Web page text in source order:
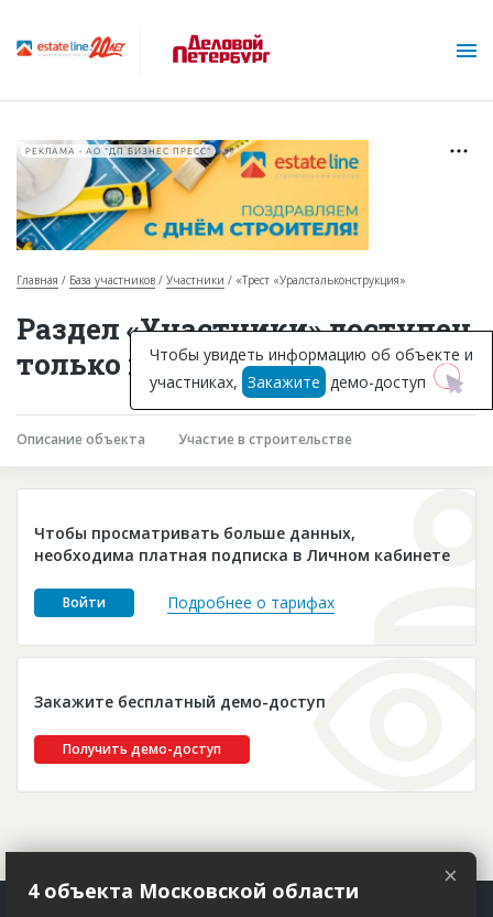
Горячие объекты
База строящихся объектов
Инвестпроекты
Глоссарий
Платные услуги
Пресс-релизы
РЕКЛАМА • АО "ДП БИЗНЕС ПРЕСС"
Главная База участников Участники «Трест «Уралстальконструкция»
Раздел «Участники» доступен
только подписчикам
Описание объекта Участие в строительстве
Чтобы просматривать больше данных,
необходима платная подписка в Личном кабинете
Войти Подробнее о тарифах
Закажите бесплатный демо-доступ
Получить демо-доступ
Чтобы увидеть информацию об объекте и
участниках, Закажите демо-доступ
×
4 объекта Московской области